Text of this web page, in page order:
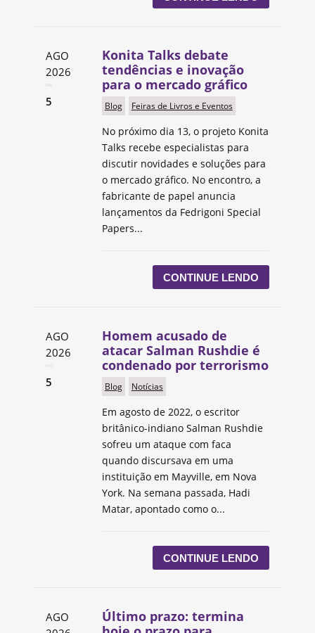
AGO
2026
5
Konita Talks debate
tendências e inovação
para o mercado gráfico
Blog Feiras de Livros e Eventos
No próximo dia 13, o projeto Konita
Talks recebe especialistas para
discutir novidades e soluções para
o mercado gráfico. No encontro, a
fabricante de papel anuncia
lançamentos da Fedrigoni Special
Papers...
CONTINUE LENDO
AGO
2026
5
Homem acusado de
atacar Salman Rushdie é
condenado por terrorismo
Blog Notícias
Em agosto de 2022, o escritor
britânico-indiano Salman Rushdie
sofreu um ataque com faca
quando discursava em uma
instituição em Mayville, em Nova
York. Na semana passada, Hadi
Matar, apontado como o...
CONTINUE LENDO
AGO
Último prazo: termina